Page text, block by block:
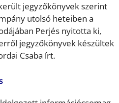
jegyzőkönyvek szerint
utolsó heteiben a
Perjés nyitotta ki,
jegyzőkönyvek készültek
Csaba írt.